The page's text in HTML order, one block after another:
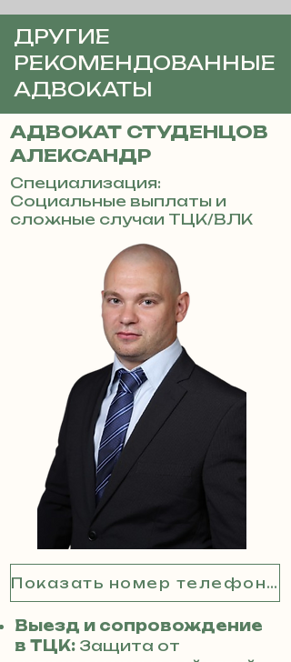
ДРУГИЕ
РЕКОМЕНДОВАННЫЕ
АДВОКАТЫ
АДВОКАТ СТУДЕНЦОВ
АЛЕКСАНДР
Специализация:
Социальные выплаты и
сложные случаи ТЦК/ВЛК
Показать номер телефона
Выезд и сопровождение
в ТЦК: Защита от